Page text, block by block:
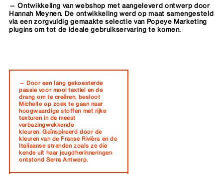
— Ontwikkeling van webshop met aangeleverd ontwerp door
Hannah Meynen. De ontwikkeling werd op maat samengesteld
via een zorgvuldig gemaakte selectie van Popeye Marketing
plugins om tot de ideale gebruikservaring te komen.
— Door een lang gekoesterde
passie voor mooi textiel en de
drang om te creëren, besloot
Michelle op zoek te gaan naar
hoogwaardige stoffen met rijke
texturen in de meest
verbazingwekkende
kleuren. Geïnspireerd door de
kleuren van de Franse Rivièra en de
Italiaanse stranden zoals ze die
kende uit haar jeugdherinneringen
ontstond Serra Antwerp.